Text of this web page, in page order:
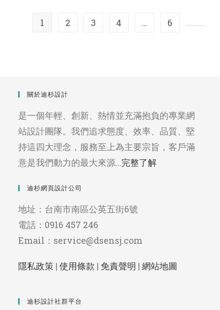
1 2 3 4 … 6
關於迪杉設計
是一個年輕、創新、熱情並充滿抱負的專業網
站設計團隊。我們追求態度、效率、品質、堅
持這四大理念，服務至上為主要宗旨，客戶滿
意是我們動力的最大來源...完整了解
迪杉網頁設計公司
地址：台南市南區公英五街6號
電話：0916 457 246
Email：service@dsensj.com
隱私政策 |使用條款 | 免責聲明 |網站地圖
迪杉設計社群平台